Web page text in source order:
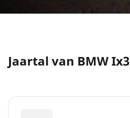
Jaartal van BMW Ix3